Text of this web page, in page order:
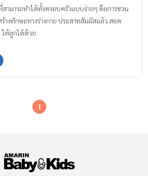
ามารถทำได้ทั้งครอบครัวแบบง่ายๆ คือการชวน
างทักษะทางร่างกาย ประสาทสัมผัสแล้ว สอด
ให้ลูกได้ด้วย
1